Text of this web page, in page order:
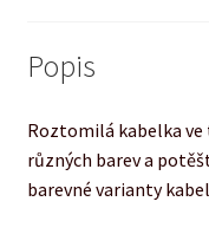
Popis
Roztomilá kabelka ve
různých barev a
barevné varianty